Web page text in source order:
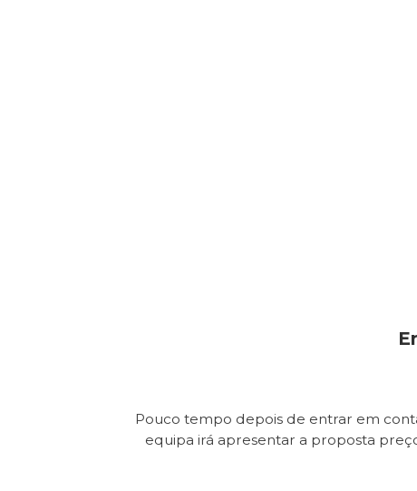
Pouco tempo depois de entrar em
equipa irá apresentar a proposta